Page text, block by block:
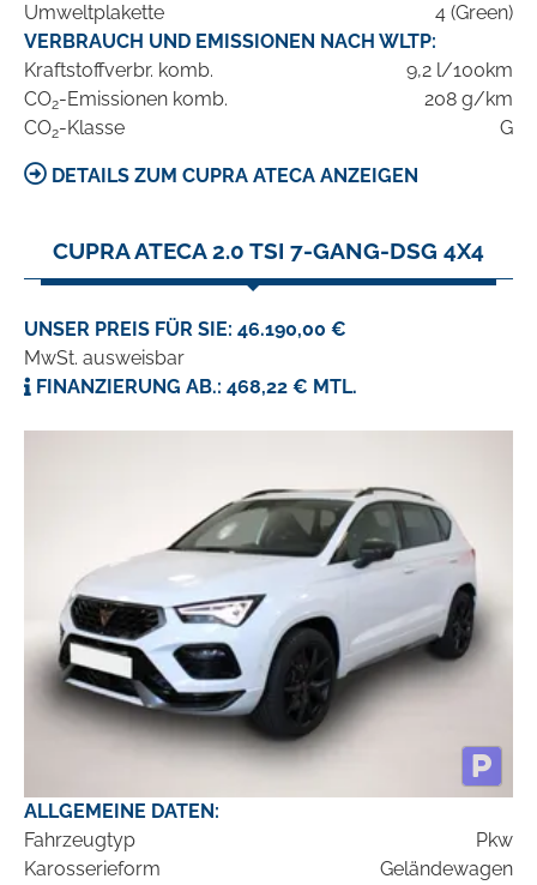
Umweltplakette
4 (Green)
VERBRAUCH UND EMISSIONEN NACH WLTP:
Kraftstoffverbr. komb.
9,2 l/100km
CO2-Emissionen komb.
208 g/km
CO2-Klasse G
DETAILS ZUM CUPRA ATECA ANZEIGEN
CUPRA ATECA 2.0 TSI 7-GANG-DSG 4X4
UNSER PREIS FÜR SIE: 46.190,00 €
MwSt. ausweisbar
FINANZIERUNG AB.: 468,22 € MTL.
ALLGEMEINE DATEN:
Fahrzeugtyp
Pkw
Karosserieform
Geländewagen